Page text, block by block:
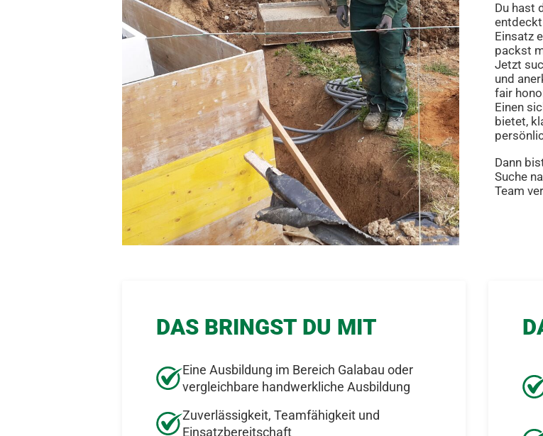
Du hast
Einsatz
packst
Jetzt
und
fair
Einen
bietet,
Dann
Suche
Team
DAS BRINGST DU MIT
Eine Ausbildung im Bereich Galabau oder
vergleichbare handwerkliche Ausbildung
Zuverlässigkeit, Teamfähigkeit und
Einsatzbereitschaft